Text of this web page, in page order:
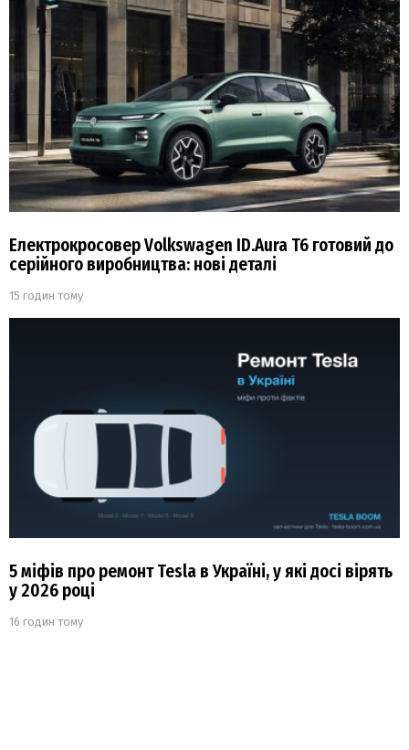
Електрокросовер Volkswagen ID.Aura T6 готовий до
серійного виробництва: нові деталі
15 годин тому
5 міфів про ремонт Tesla в Україні, у які досі вірять
у 2026 році
16 годин тому